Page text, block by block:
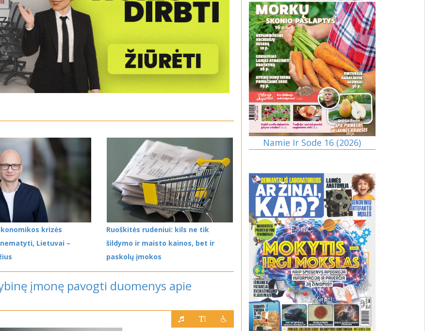
krizės
Lietuvai –
Ruoškitės rudeniui: kils ne tik
šildymo ir maisto kainos, bet ir
paskolų įmokos
įmonę pavogti duomenys apie
Namie Ir Sode 16 (2026)